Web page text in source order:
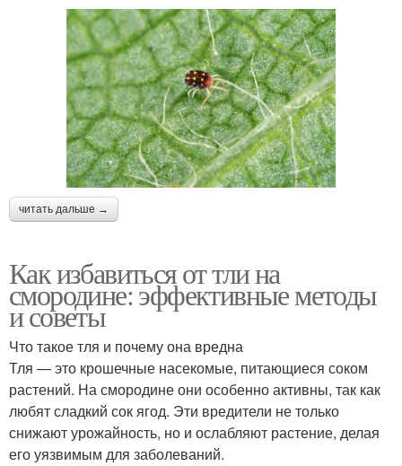
читать дальше →
Как избавиться от тли на
смородине: эффективные методы
и советы
Что такое тля и почему она вредна
Тля — это крошечные насекомые, питающиеся соком
растений. На смородине они особенно активны, так как
любят сладкий сок ягод. Эти вредители не только
снижают урожайность, но и ослабляют растение, делая
его уязвимым для заболеваний.